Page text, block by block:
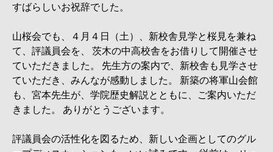
すばらしいお祝辞でした。
山桜会でも、４月４日（土）、新校舎見学と桜見を兼ね
て、評議員会を、 茨木の中高校舎をお借りして開催させ
ていただきました。 先生方の案内で、新校舎も見学させ
ていただき、みんなが感動しました。 新築の将軍山会館
も、宮本先生が、学院歴史解説とともに、ご案内いただ
きました。 ありがとうございます。
評議員会の活性化を図るため、新しい企画としてのグル